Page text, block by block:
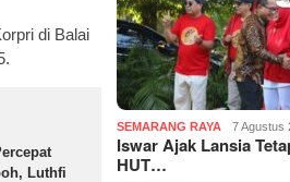
di Balai
Luthfi
SEMARANG RAYA 7 Agustus
Iswar Ajak Lansia
HUT…